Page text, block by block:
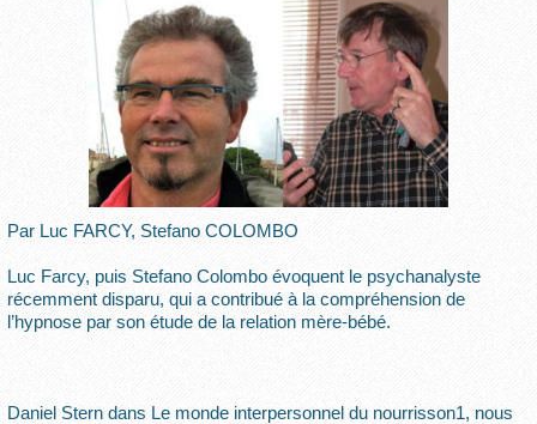
Par Luc FARCY, Stefano COLOMBO
Luc Farcy, puis Stefano Colombo évoquent le psychanalyste
récemment disparu, qui a contribué à la compréhension de
l’hypnose par son étude de la relation mère-bébé.
Daniel Stern dans Le monde interpersonnel du nourrisson1, nous